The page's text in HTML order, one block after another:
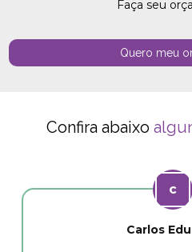
Faça seu
Quero meu
Confira abaixo
Carlos